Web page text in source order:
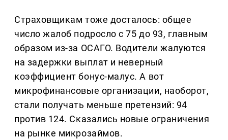
Страховщикам тоже досталось: общее
число жалоб подросло с 75 до 93, главным
образом из-за ОСАГО. Водители жалуются
на задержки выплат и неверный
коэффициент бонус-малус. А вот
микрофинансовые организации, наоборот,
стали получать меньше претензий: 94
против 124. Сказались новые ограничения
на рынке микрозаймов.